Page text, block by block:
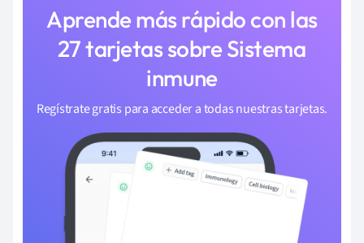
Aprende más rápido con las
27 tarjetas sobre Sistema
inmune
Regístrate gratis para acceder a todas nuestras tarjetas.